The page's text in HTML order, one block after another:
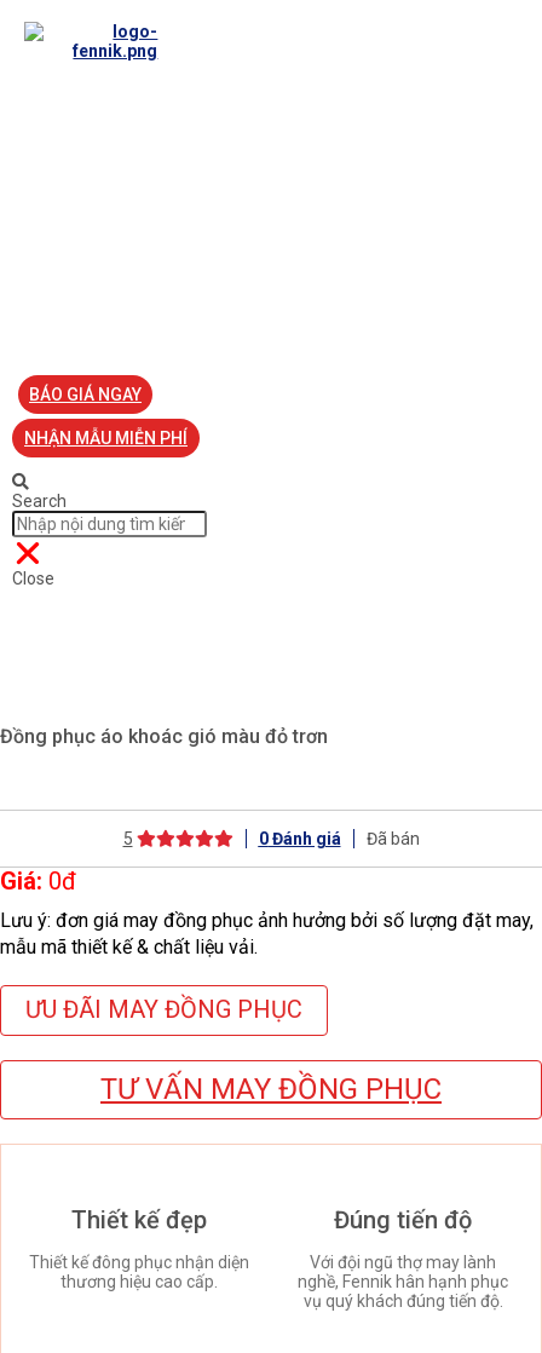
BÁO GIÁ NGAY
NHẬN MẪU MIỄN PHÍ
Search
Close
Đồng phục áo khoác gió màu đỏ trơn
5 0Đánh giá Đã bán
Giá: 0đ
Lưu ý: đơn giá may đồng phục ảnh hưởng bởi số lượng đặt may,
mẫu mã thiết kế & chất liệu vải.
ƯU ĐÃI MAY ĐỒNG PHỤC
TƯ VẤN MAY ĐỒNG PHỤC
Thiết kế đẹp
Thiết kế đông phục nhận diện
thương hiệu cao cấp.
Đúng tiến độ
Với đội ngũ thợ may lành
nghề, Fennik hân hạnh phục
vụ quý khách đúng tiến độ.